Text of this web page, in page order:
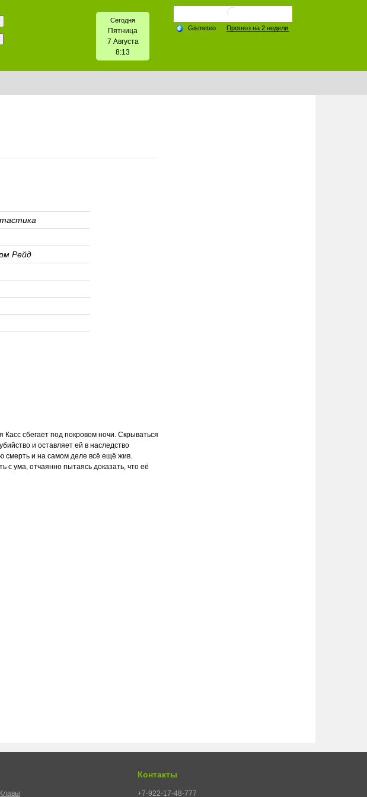
Сегодня
Пятница
7 Августа
8:13
Рейд
сбегает под покровом ночи. Скрываться
и оставляет ей в наследство
смерть и на самом деле всё ещё жив.
с ума, отчаянно пытаясь доказать, что её
Контакты
+7-922-17-48-777